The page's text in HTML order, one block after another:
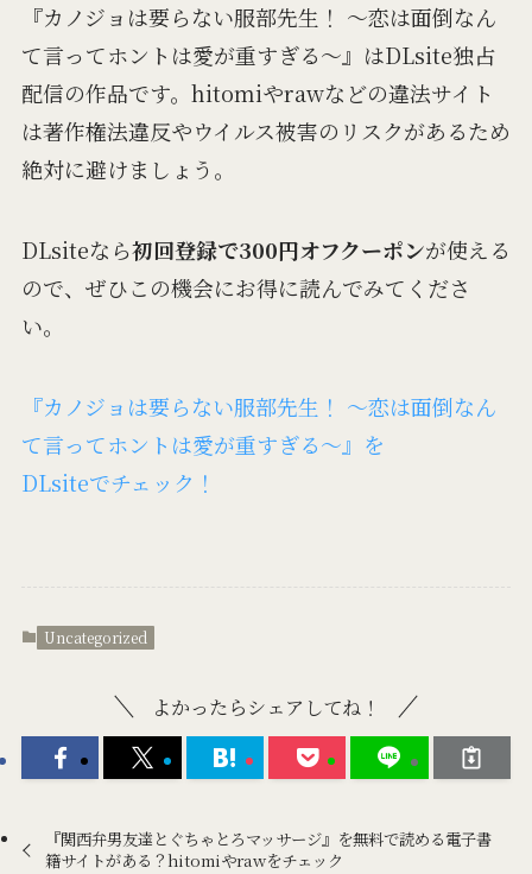
『カノジョは要らない服部先生！ ～恋は面倒なん
て言ってホントは愛が重すぎる～』はDLsite独占
配信の作品です。hitomiやrawなどの違法サイト
は著作権法違反やウイルス被害のリスクがあるため
絶対に避けましょう。
DLsiteなら初回登録で300円オフクーポンが使える
ので、ぜひこの機会にお得に読んでみてくださ
い。
『カノジョは要らない服部先生！ ～恋は面倒なん
て言ってホントは愛が重すぎる～』を
DLsiteでチェック！
Uncategorized
よかったらシェアしてね！
『関西弁男友達とぐちゃとろマッサージ』を無料で読める電子書
籍サイトがある？hitomiやrawをチェック